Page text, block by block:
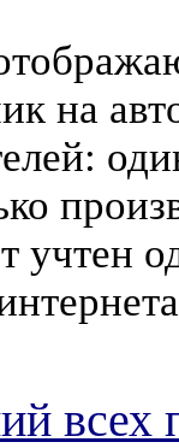
на
учтен
всех